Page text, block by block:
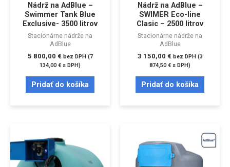
Nádrž na AdBlue –
Swimmer Tank Blue
Exclusive- 3500 litrov
Stacionárne nádrže na
AdBlue
5 800,00 € bez DPH (7
134,00€ s DPH)
Pridať do košíka
Nádrž na AdBlue –
SWIMER Eco-line
Clasic – 2500 litrov
Stacionárne nádrže na
AdBlue
3 150,00 € bez DPH (3
874,50€ s DPH)
Pridať do košíka